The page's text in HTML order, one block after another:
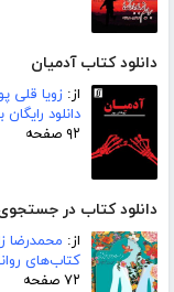
دانلود کتاب آدمیان
از: زویا قلی
دانلود
۹۲ صفحه
دانلود کتاب در
از: محمدرضا
کتاب‌های
۷۲ صفحه